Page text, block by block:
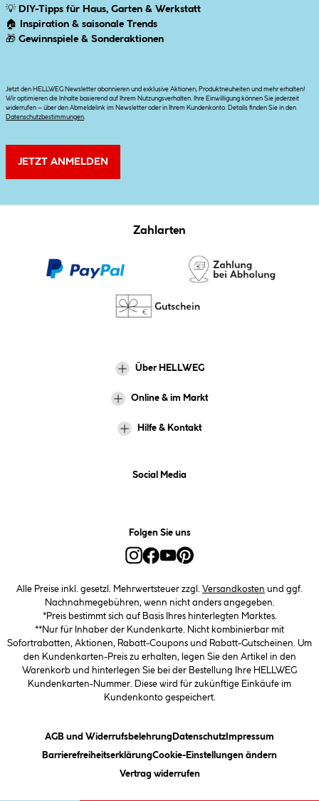
💡 DIY-Tipps für Haus, Garten & Werkstatt
🏠
Inspiration & saisonale Trends
🎁 Gewinnspiele & Sonderaktionen
Jetzt den HELLWEG Newsletter abonnieren und exklusive Aktionen, Produktneuheiten und mehr erhalten!
Wir optimieren die Inhalte basierend auf Ihrem Nutzungsverhalten. Ihre Einwilligung können Sie jederzeit
widerrufen – über den Abmeldelink im Newsletter oder in Ihrem Kundenkonto. Details finden Sie in den
Datenschutzbestimmungen
JETZT ANMELDEN
Zahlarten
Über HELLWEG
Online & im Markt
Hilfe & Kontakt
Social Media
Folgen Sie uns
Alle Preise inkl. gesetzl. Mehrwertsteuer zzgl. Versandkosten und ggf.
Nachnahmegebühren, wenn nicht anders angegeben.
*Preis bestimmt sich auf Basis Ihres hinterlegten Marktes.
**Nur für Inhaber der Kundenkarte. Nicht kombinierbar mit
Sofortrabatten, Aktionen, Rabatt-Coupons und Rabatt-Gutscheinen. Um
den Kundenkarten-Preis zu erhalten, legen Sie den Artikel in den
Warenkorb und hinterlegen Sie bei der Bestellung Ihre HELLWEG
Kundenkarten-Nummer. Diese wird für zukünftige Einkäufe im
Kundenkonto gespeichert.
AGB und Widerrufsbelehrung (öffnet ein Dialogfeld)
Datenschutz(öffnet ein Dialogfeld)
Impressum
Barrierefreiheitserklärung(öffnet ein Dialogfeld)
Cookie-Einstellungen ändern(öffnet
Vertrag widerrufen